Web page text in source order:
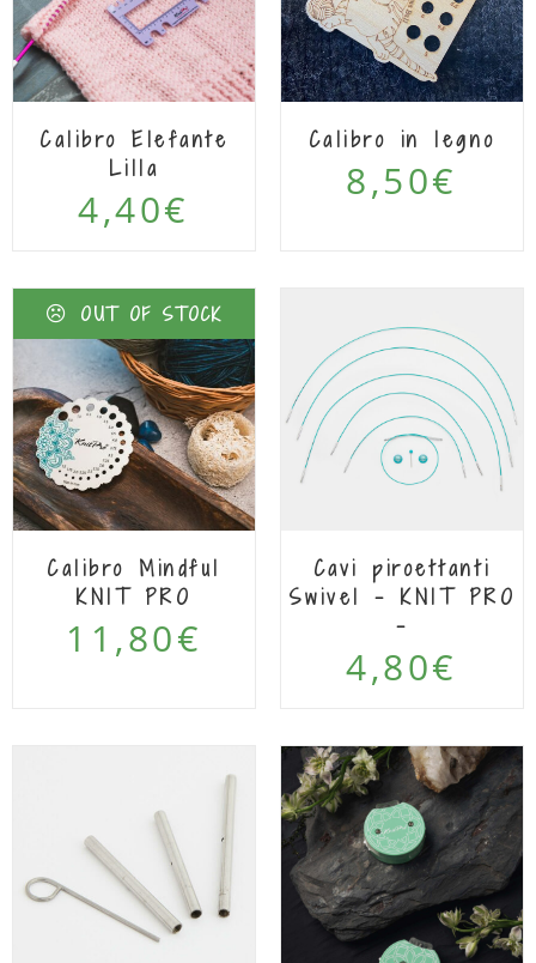
Calibro Elefante
Lilla
4,40€
Calibro in legno
8,50€
OUT OF STOCK
Calibro Mindful
KNIT PRO
11,80€
Cavi piroettanti
Swivel – KNIT PRO
–
4,80€